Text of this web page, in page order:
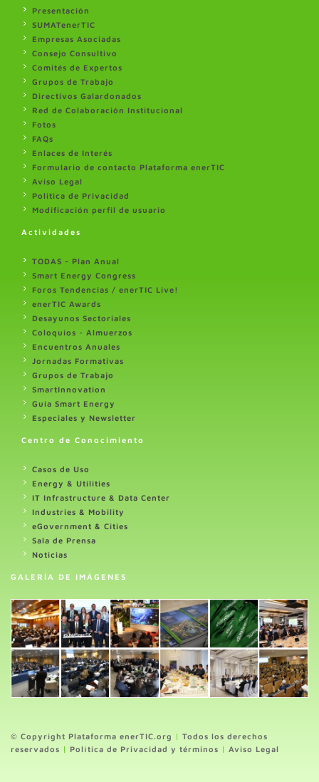
Presentación
SUMATenerTIC
Empresas Asociadas
Consejo Consultivo
Comités de Expertos
Grupos de Trabajo
Directivos Galardonados
Red de Colaboración Institucional
Fotos
FAQs
Enlaces de Interés
Formulario de contacto Plataforma enerTIC
Aviso Legal
Politica de Privacidad
Modificación perfil de usuario
Actividades
TODAS - Plan Anual
Smart Energy Congress
Foros Tendencias / enerTIC Live!
enerTIC Awards
Desayunos Sectoriales
Coloquios - Almuerzos
Encuentros Anuales
Jornadas Formativas
Grupos de Trabajo
SmartInnovation
Guia Smart Energy
Especiales y Newsletter
Centro de Conocimiento
Casos de Uso
Energy & Utilities
IT Infrastructure & Data Center
Industries & Mobility
eGovernment & Cities
Sala de Prensa
Noticias
GALERÍA DE IMÁGENES
© Copyright Plataforma enerTIC.org | Todos los derechos
reservados | Política de Privacidad y términos | Aviso Legal